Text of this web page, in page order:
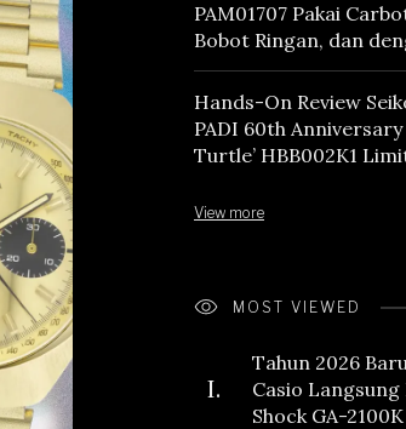
PAM01707 Pakai
Bobot Ringan, dan
Vintage Vibes
Hands-On Review
PADI 60th Anniversary
Turtle’ HBB002K1
View more
MOST VIEWED
I.
Tahun 2026
Casio Langsung
Shock GA-